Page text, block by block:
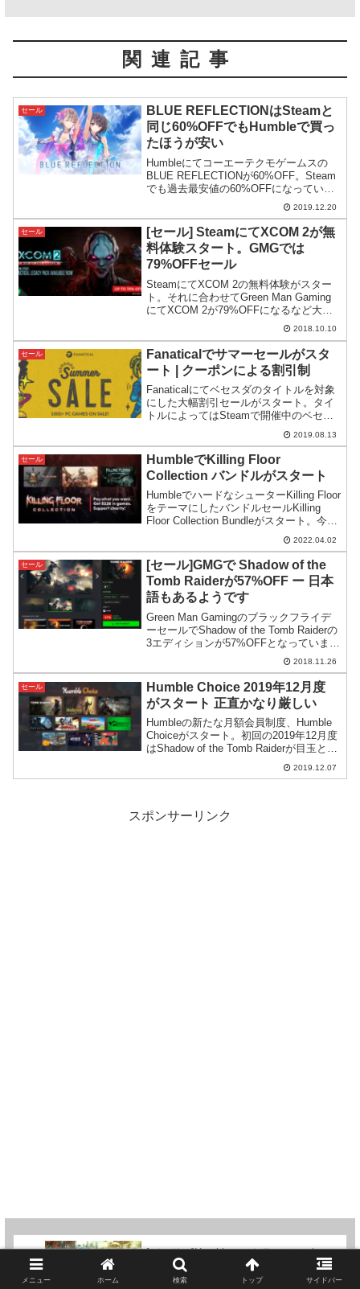
関連記事
セール
BLUE REFLECTIONはSteamと
同じ60%OFFでもHumbleで買っ
たほうが安い
Humbleにてコーエーテクモゲームスの
BLUE REFLECTIONが60%OFF。Steam
でも過去最安値の60%OFFになっていま
すが、そもそもの土台の定価が違うので
Humbleで買ったほうが安いです。
2019.12.20
セール
[セール] SteamにてXCOM 2が無
料体験スタート。GMGでは
79%OFFセール
SteamにてXCOM 2の無料体験がスター
ト。それに合わせてGreen Man Gaming
にてXCOM 2が79%OFFになるなど大幅
割引きセールがスタートしています。
2018.10.10
セール
Fanaticalでサマーセールがスタ
ート | クーポンによる割引制
Fanaticalにてベセスダのタイトルを対象
にした大幅割引セールがスタート。タイ
トルによってはSteamで開催中のベセス
ダセールよりもずっと安いものがありま
2019.08.13
セール
HumbleでKilling Floor
Collection バンドルがスタート
HumbleでハードなシューターKilling Floor
をテーマにしたバンドルセールKilling
Floor Collection Bundleがスタート。今回
のバンドルはコース分けが買い手フレン
ドリーな設定になっています。
2022.04.02
セール
[セール]GMGで Shadow of the
Tomb Raiderが57%OFF ー 日本
語もあるようです
Green Man Gamingのブラックフライデ
ーセールでShadow of the Tomb Raiderの
3エディションが57%OFFとなっていま
す。日本語ありの情報と併せてご紹介。
2018.11.26
セール
Humble Choice 2019年12月度
がスタート 正直かなり厳しい
Humbleの新たな月額会員制度、Humble
Choiceがスタート。初回の2019年12月度
はShadow of the Tomb Raiderが目玉とな
っています。今回から全内容が初日に発
表となり、中身を見てから購入可能にな
2019.12.07
スポンサーリンク
[バンドル]Humbleでストラテジーゲーム
を集めたHumble Strategy Bundle 2019ス
タート
メニュー ホーム 検索 トップ サイドバー